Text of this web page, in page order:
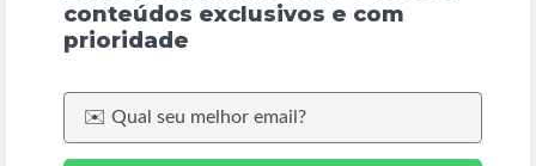
conteúdos exclusivos e com
prioridade